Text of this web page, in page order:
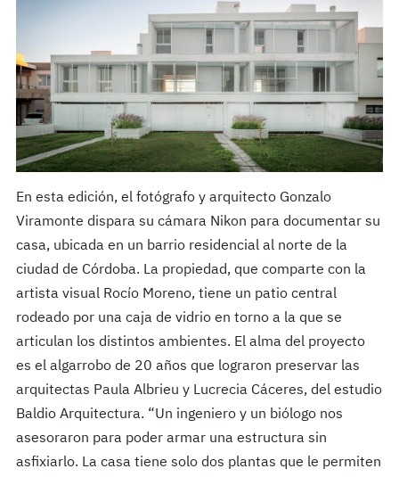
En esta edición, el fotógrafo y arquitecto Gonzalo
Viramonte dispara su cámara Nikon para documentar su
casa, ubicada en un barrio residencial al norte de la
ciudad de Córdoba. La propiedad, que comparte con la
artista visual Rocío Moreno, tiene un patio central
rodeado por una caja de vidrio en torno a la que se
articulan los distintos ambientes. El alma del proyecto
es el algarrobo de 20 años que lograron preservar las
arquitectas Paula Albrieu y Lucrecia Cáceres, del estudio
Baldio Arquitectura. “Un ingeniero y un biólogo nos
asesoraron para poder armar una estructura sin
asfixiarlo. La casa tiene solo dos plantas que le permiten